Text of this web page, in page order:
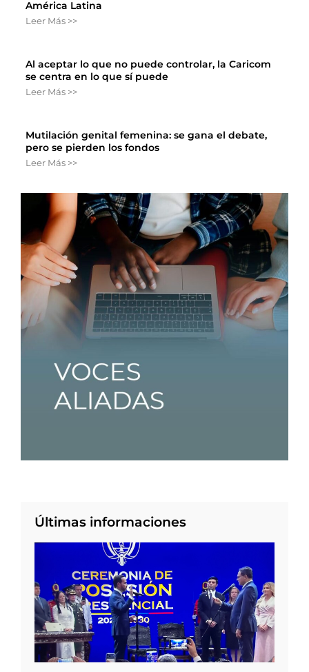
América Latina
Leer Más >>
Al aceptar lo que no puede controlar, la Caricom
se centra en lo que sí puede
Leer Más >>
Mutilación genital femenina: se gana el debate,
pero se pierden los fondos
Leer Más >>
Últimas informaciones